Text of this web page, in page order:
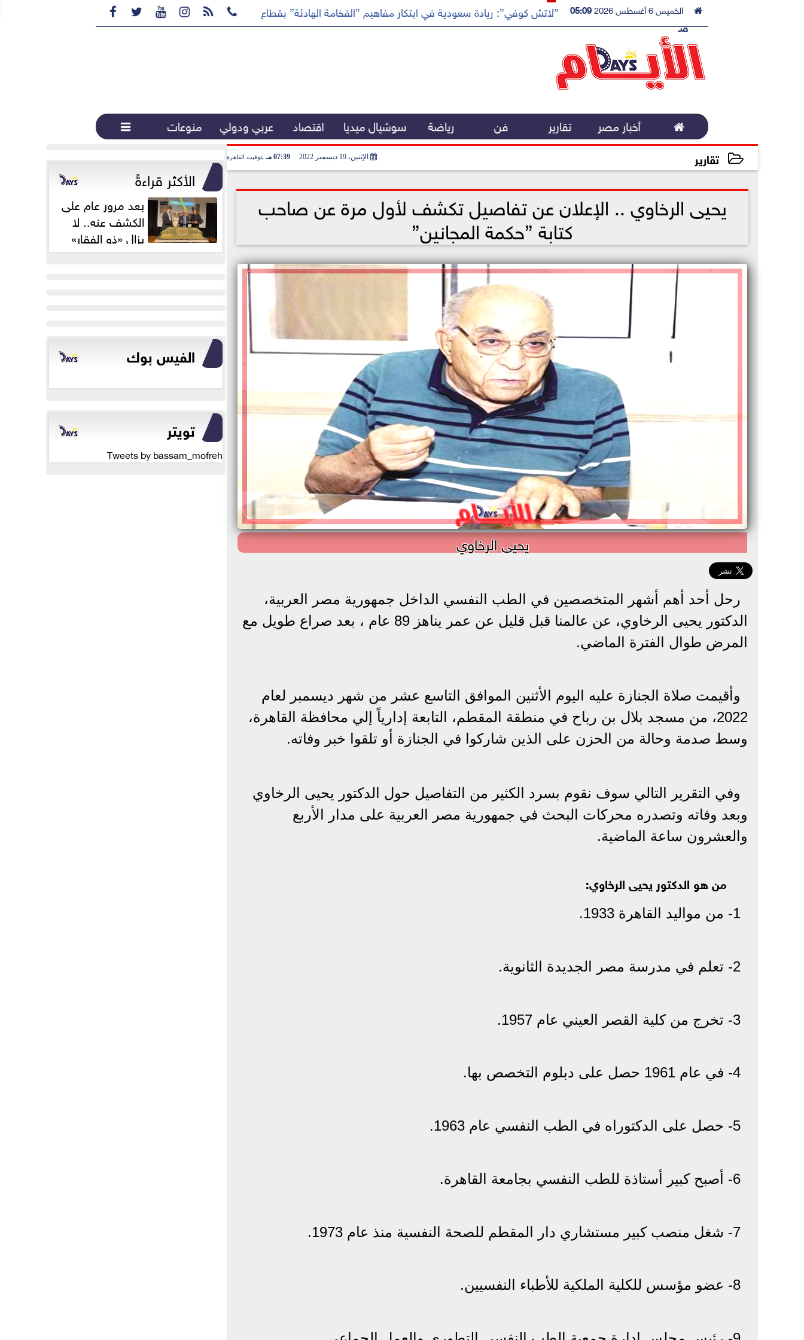
       الخميس 6 أغسطس 2026
05:09
صـ
”لاتش كوفي”: ريادة سعودية في ابتكار مفاهيم ”الفخامة الهادئة” بقطاع القهوة المختصة...
 أخبار مصر تقارير فن رياضة سوشيال ميديا اقتصاد عربي ودولي منوعات 
تقارير الإثنين، 19 ديسمبر 2022 07:39 مـ بتوقيت القاهرة
يحيى الرخاوي .. الإعلان عن تفاصيل تكشف لأول مرة عن صاحب
كتابة ”حكمة المجانين”
يحيى الرخاوي
رحل أحد أهم أشهر المتخصصين في الطب النفسي الداخل جمهورية مصر العربية،
الدكتور يحيى الرخاوي، عن عالمنا قبل قليل عن عمر يناهز 89 عام ، بعد صراع طويل مع
المرض طوال الفترة الماضي.
وأقيمت صلاة الجنازة عليه اليوم الأثنين الموافق التاسع عشر من شهر ديسمبر لعام
2022، من مسجد بلال بن رباح في منطقة المقطم، التابعة إدارياً إلي محافظة القاهرة،
وسط صدمة وحالة من الحزن على الذين شاركوا في الجنازة أو تلقوا خبر وفاته.
وفي التقرير التالي سوف نقوم بسرد الكثير من التفاصيل حول الدكتور يحيى الرخاوي
وبعد وفاته وتصدره محركات البحث في جمهورية مصر العربية على مدار الأربع
والعشرون ساعة الماضية.
من هو الدكتور يحيى الرخاوي:
1- من مواليد القاهرة 1933.
2- تعلم في مدرسة مصر الجديدة الثانوية.
3- تخرج من كلية القصر العيني عام 1957.
4- في عام 1961 حصل على دبلوم التخصص بها.
5- حصل على الدكتوراه في الطب النفسي عام 1963.
6- أصبح كبير أستاذة للطب النفسي بجامعة القاهرة.
7- شغل منصب كبير مستشاري دار المقطم للصحة النفسية منذ عام 1973.
8- عضو مؤسس للكلية الملكية للأطباء النفسيين.
الأكثر قراءةً
بعد مرور عام على
الكشف عنه.. لا
يزال «ذو الفقار»
محور اهتمام...
الفيس بوك
تويتر
Tweets by bassam_mofreh